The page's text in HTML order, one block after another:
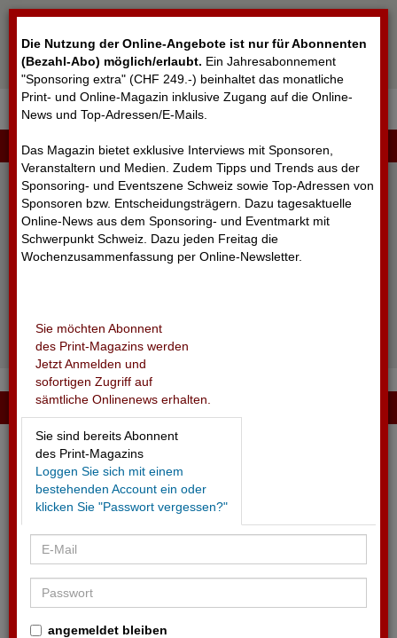
Die Nutzung der Online-Angebote ist nur für Abonnenten
(Bezahl-Abo) möglich/erlaubt. Ein Jahresabonnement
"Sponsoring extra" (CHF 249.-) beinhaltet das monatliche
Print- und Online-Magazin inklusive Zugang auf die Online-
News und Top-Adressen/E-Mails.
Das Magazin bietet exklusive Interviews mit Sponsoren,
Veranstaltern und Medien. Zudem Tipps und Trends aus der
Sponsoring- und Eventszene Schweiz sowie Top-Adressen von
Sponsoren bzw. Entscheidungsträgern. Dazu tagesaktuelle
Online-News aus dem Sponsoring- und Eventmarkt mit
Schwerpunkt Schweiz. Dazu jeden Freitag die
Wochenzusammenfassung per Online-Newsletter.
Sie möchten Abonnent
des Print-Magazins werden
Jetzt Anmelden und
sofortigen Zugriff auf
sämtliche Onlinenews erhalten.
Sie sind bereits Abonnent
des Print-Magazins
Loggen Sie sich mit einem
bestehenden Account ein oder
klicken Sie "Passwort vergessen?"
angemeldet bleiben
LOGIN
Passwort vergessen?
Noch nicht registriert?
20.05.2025 - PEPSI
Feiert 2025 Frauenfussball-EM als Partner der Uefa
Cookie-Einstellungen